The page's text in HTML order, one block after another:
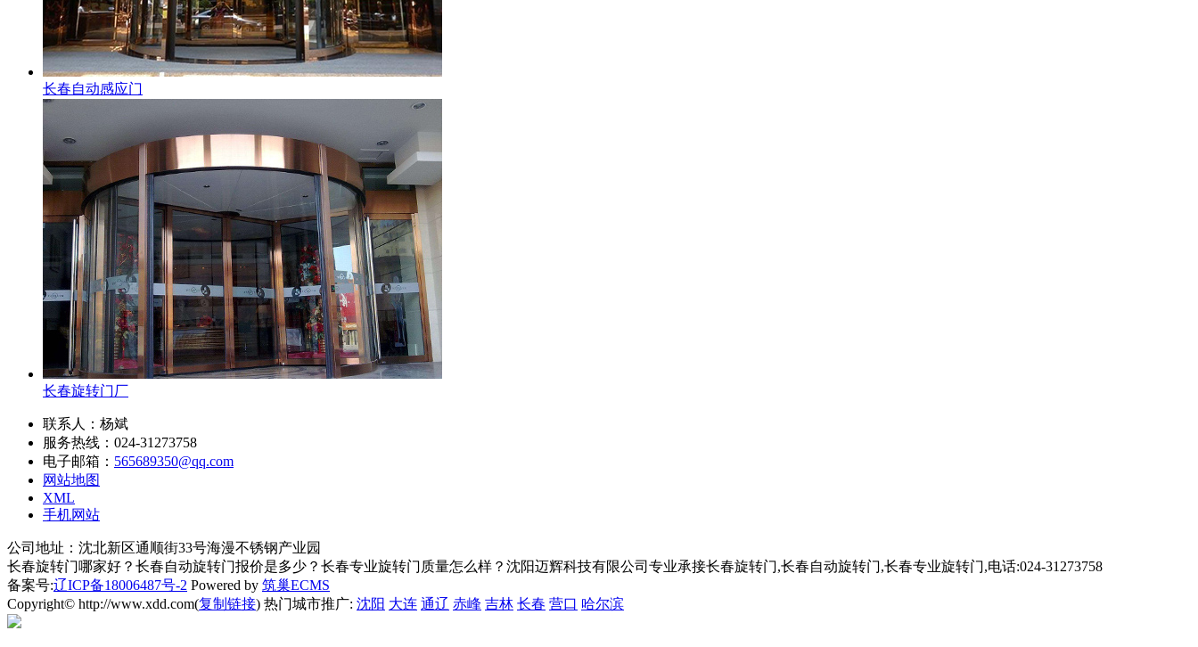
长春自动感应门
长春旋转门厂
联系人：杨斌
服务热线：024-31273758
电子邮箱： 565689350@qq.com
网站地图
XML
手机网站
公司地址：沈北新区通顺街33号海漫不锈钢产业园
长春旋转门哪家好？长春自动旋转门报价是多少？长春专业旋转门质量怎么样？沈阳迈辉科技有限公司专业承接长春旋转门,长春自动旋转门,长春专业旋转门,电话:024-31273758
备案号:辽ICP备18006487号-2 Powered by 筑巢ECMS
Copyright© http://www.xdd.com(复制链接) 热门城市推广: 沈阳 大连 通辽 赤峰 吉林 长春 营口 哈尔滨